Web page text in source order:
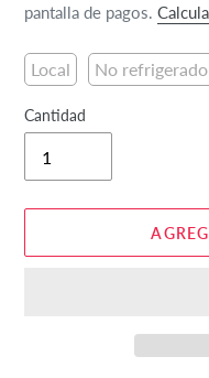
venta
pantalla de pagos.
Local No refrigerado
Cantidad